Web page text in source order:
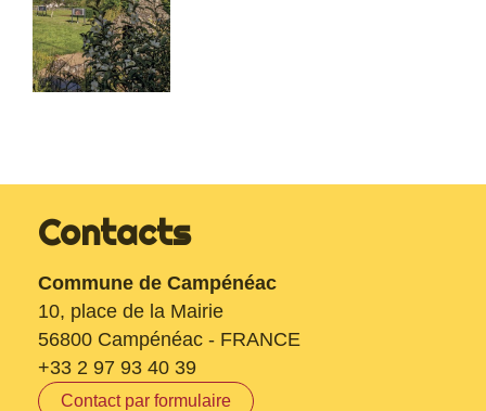
Contacts
Commune de Campénéac
10, place de la Mairie
56800 Campénéac - FRANCE
+33 2 97 93 40 39
Contact par formulaire